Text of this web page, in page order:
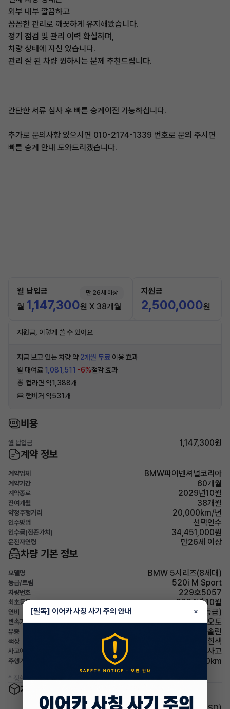
외부 내부 깔끔하고
꼼꼼한 관리로 깨끗하게 유지해왔습니다.
정기 점검 및 관리 이력 확실하며,
차량 상태에 자신 있습니다.
관리 잘 된 차량 원하시는 분께 추천드립니다.
간단한 서류 심사 후 빠른 승계이전 가능하십니다.
추가로 문의사항 있으시면 010-2174-1339 번호로 문의 주시면
빠른 승계 안내 도와드리겠습니다.
월 납입금 만 26세 이상
월 1,147,300원 X 38개월
지원금
2,500,000원
지원금, 이렇게 쓸 수 있어요
지금 보고 있는 차량 약 2개월 무료 이용 효과
월 대여료 1,081,511 -6%절감 효과
🍜 컵라면 약1,388개
🍔 햄버거 약531개
비용
월 납입금 1,147,300원
계약 정보
계약업체 BMW파이넨셔널코리아
계약기간 60개월
계약종료 2029년10월
잔여개월 38개월
약정주행거리 20,000km/년
인수방법 선택인수
인수금(잔존가치) 34,451,000원
운전자연령 만26세 이상
차량 기본 정보
모델명 BMW 5시리즈(8세대)
등급/트림 520i M Sport
차량번호 229호5057
최초등록 2024년 10월
연비 12.1km/L (3등급)
변속기 오토
유종 가솔린
색상 흰색
사고이력 무사고
주행거리(등록일기준) 17,000km
* 정확한 정보는 판매자와 반드시 확인하시기 바랍니다.
차량 옵션 정보
[필독] 이어카 사칭 사기 주의 안내 ×